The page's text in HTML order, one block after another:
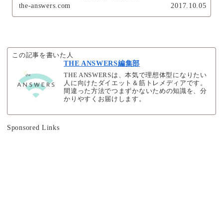
the-answers.com 2017.10.05
この記事を書いた人
THE ANSWERS編集部
THE ANSWERSは、本気で理想体型になりたい
人に向けたダイエット＆筋トレメディアです。
間違った方法でつまずかないための知識を、分
かりやすくお届けします。
Sponsored Links